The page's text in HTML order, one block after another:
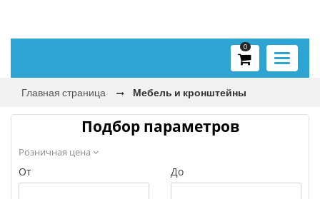
Toggle
0
Главная страница Мебель и кронштейны
Подбор параметров
Розничная цена
От До